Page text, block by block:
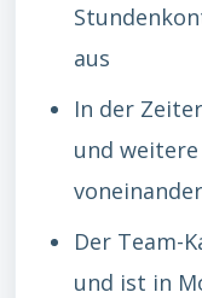
aus
In der
und
Der Team-
und ist in